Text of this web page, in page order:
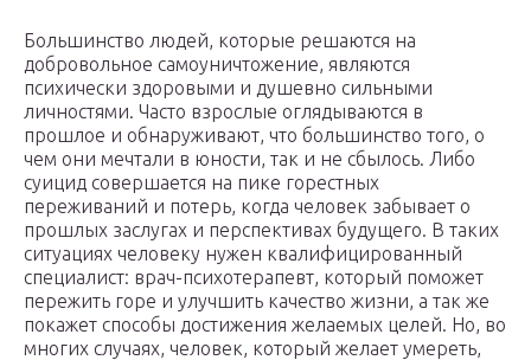
Большинство людей, которые решаются на
добровольное самоуничтожение, являются
психически здоровыми и душевно сильными
личностями. Часто взрослые оглядываются в
прошлое и обнаруживают, что большинство того, о
чем они мечтали в юности, так и не сбылось. Либо
суицид совершается на пике горестных
переживаний и потерь, когда человек забывает о
прошлых заслугах и перспективах будущего. В таких
ситуациях человеку нужен квалифицированный
специалист: врач-психотерапевт, который поможет
пережить горе и улучшить качество жизни, а так же
покажет способы достижения желаемых целей. Но, во
многих случаях, человек, который желает умереть,